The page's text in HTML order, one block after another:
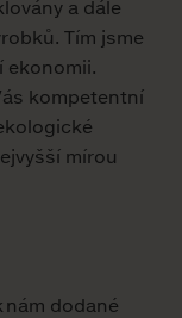
a dále
Tím jsme
ekonomii.
kompetentní
mírou
nám dodané